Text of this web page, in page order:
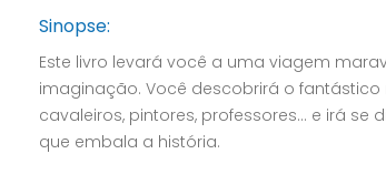
Sinopse:
Este livro levará você a uma viagem
imaginação. Você descobrirá o
cavaleiros, pintores, professores... e irá
que embala a história.